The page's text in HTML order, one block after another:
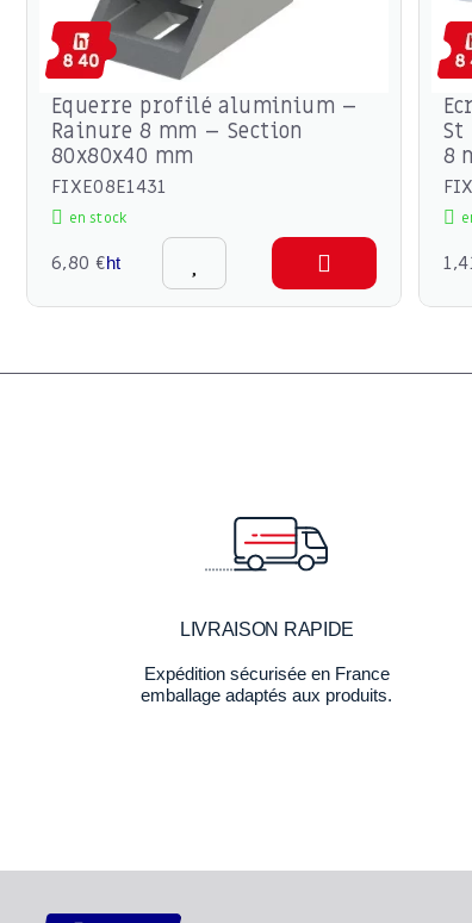
Equerre profilé aluminium –
Rainure 8 mm – Section
80x80x40 mm
FIXE08E1431
en stock
6,80 €ht
St
8
LIVRAISON RAPIDE
Expédition sécurisée en France
emballage adaptés aux produits.